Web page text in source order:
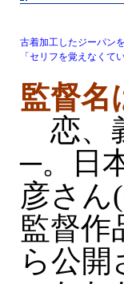
古着加工したジーパン
「セリフを覚えなくて
監督名
恋、
─。日
彦さん
監督作
ら公開